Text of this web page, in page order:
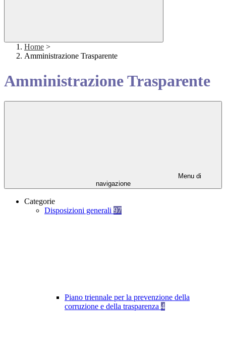
Home >
Amministrazione Trasparente
Amministrazione Trasparente
Menu di
navigazione
Categorie
Disposizioni generali 97
Piano triennale per la prevenzione della
corruzione e della trasparenza 4